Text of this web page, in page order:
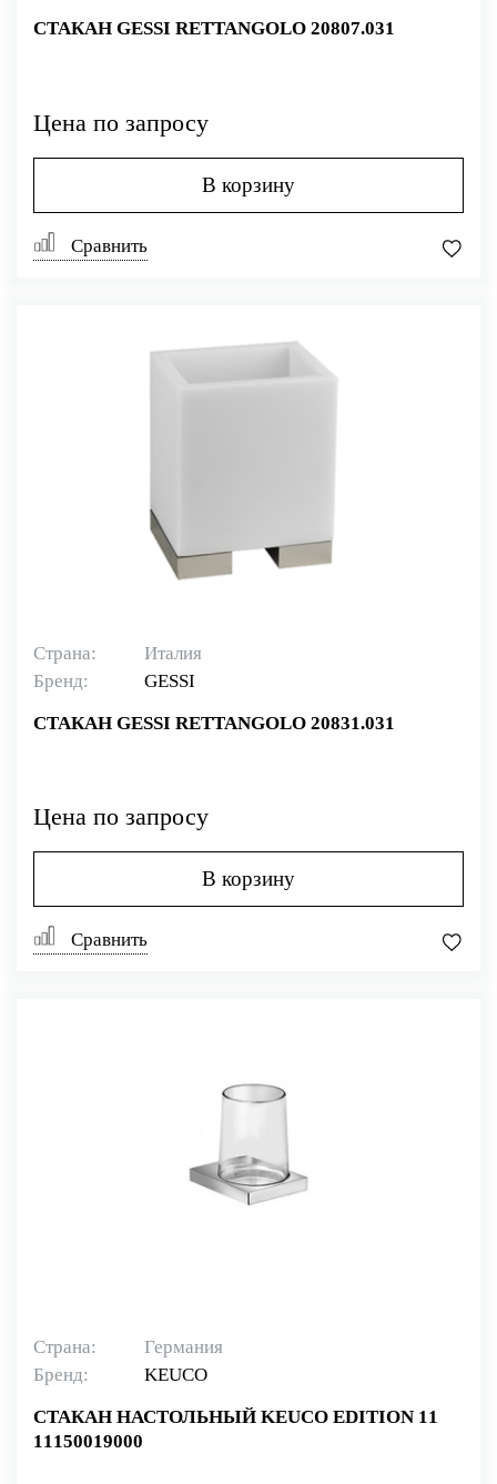
СТАКАН GESSI RETTANGOLO 20807.031
Цена по запросу
В корзину
Сравнить
Страна:
Италия
Бренд:
GESSI
СТАКАН GESSI RETTANGOLO 20831.031
Цена по запросу
В корзину
Сравнить
Страна:
Германия
Бренд:
KEUCO
СТАКАН НАСТОЛЬНЫЙ KEUCO EDITION 11
11150019000